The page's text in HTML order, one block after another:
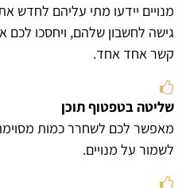
מנויים יידעו מתי עליהם לחדש
גישה לחשבון שלהם, ויחסכו לכם
קשר אחד אחד.
שליטה בטפטוף תוכן
מאפשר לכם לשחרר כמות
לשמור על מנויים.